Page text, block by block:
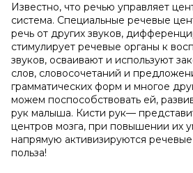
Известно, что речью управляет
система. Специальные речевые
речь от других звуков,
стимулирует речевые органы к
звуков, осваивают и используют
слов, словосочетаний и
грамматических форм и многое
можем поспособствовать ей,
рук малыша. Кисти рук—
центров мозга, при повышении их
напрямую активизируются
польза!